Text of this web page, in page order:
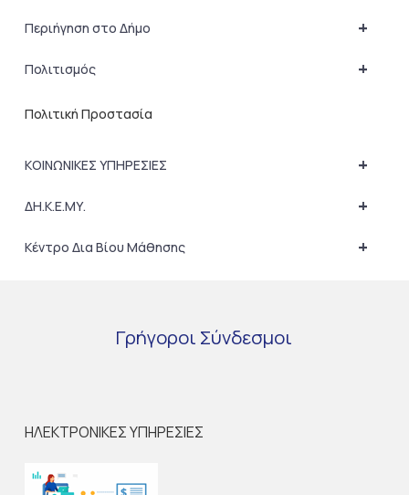
+
Περιήγηση στο Δήμο
+
Πολιτισμός
Πολιτική Προστασία
+
ΚΟΙΝΩΝΙΚΕΣ ΥΠΗΡΕΣΙΕΣ
+
ΔΗ.Κ.Ε.ΜΥ.
+
Κέντρο Δια Βίου Μάθησης
Γρήγοροι Σύνδεσμοι
ΗΛΕΚΤΡΟΝΙΚΕΣ ΥΠΗΡΕΣΙΕΣ